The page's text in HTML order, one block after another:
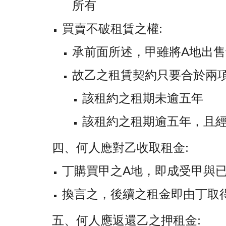
所有
買賣不破租賃之權:
承前面所述，甲雖將A地出
故乙之租賃契約只要合於兩
該租約之租期未逾五年
該租約之租期逾五年，且
四、何人應對乙收取租金:
丁購買甲之A地，即成受甲與
換言之，後續之租金即由丁取
五、何人應返還乙之押租金: